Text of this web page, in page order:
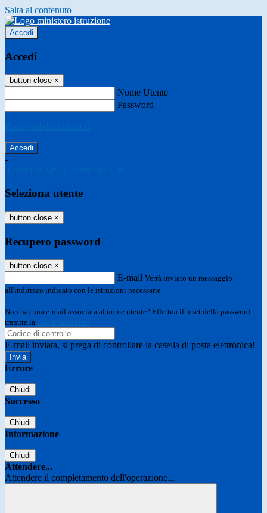
Salta al contenuto
Accedi
Accedi
button close ×
Nome Utente
Password
-
Seleziona utente
button close ×
Recupero password
button close ×
E-mail Verrà inviato un messaggio
all'indirizzo indicato con le istruzioni necessarie.
Non hai una e-mail associata al nome utente? Effettua il reset della password
tramite la
E-mail inviata, si prega di controllare la casella di posta elettronica!
Errore
Chiudi
Successo
Chiudi
Informazione
Chiudi
Attendere...
Attendere il completamento dell'operazione...